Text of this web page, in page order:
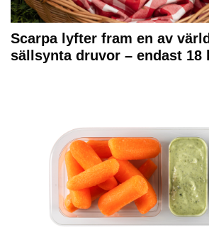
Scarpa lyfter fram en av
sällsynta druvor – endast 18